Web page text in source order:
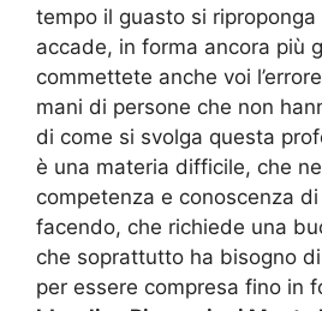
tempo il guasto si
accade, in forma ancora più
commettete anche voi
mani di persone che non
di come si svolga questa
è una materia difficile, che
competenza e conoscenza
facendo, che richiede una
che soprattutto ha bisogno
per essere compresa fino in